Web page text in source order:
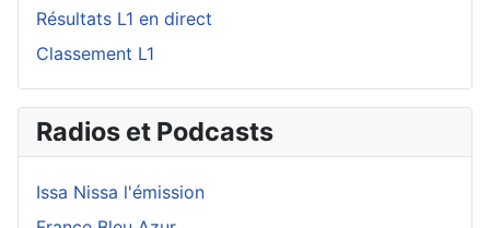
Résultats L1 en direct
Classement L1
Radios et Podcasts
Issa Nissa l'émission